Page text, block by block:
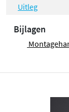
Uitleg
Bijlagen